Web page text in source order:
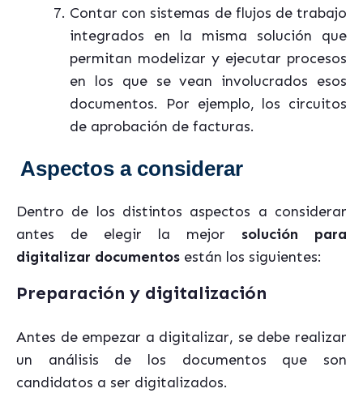
Contar con sistemas de flujos de trabajo
integrados en la misma solución que
permitan modelizar y ejecutar procesos
en los que se vean involucrados esos
documentos. Por ejemplo, los circuitos
de aprobación de facturas.
Aspectos a considerar
Dentro de los distintos aspectos a considerar
antes de elegir la mejor solución para
digitalizar documentos están los siguientes:
Preparación y digitalización
Antes de empezar a digitalizar, se debe realizar
un análisis de los documentos que son
candidatos a ser digitalizados.